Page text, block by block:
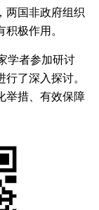
两国非政府组织
极作用。
者参加研讨
了深入探讨。
举措、有效保障